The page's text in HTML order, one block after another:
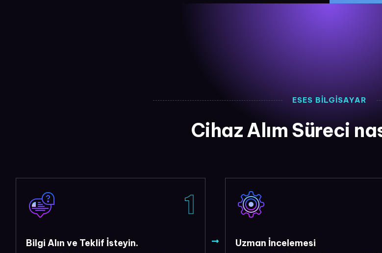
ESES BİLGİSAYAR
Cihaz Alım Süreci
1
Bilgi Alın ve Teklif İsteyin. Uzman İncelemesi